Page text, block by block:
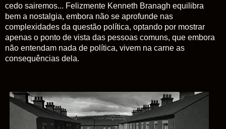
cedo sairemos... Felizmente Kenneth Branagh equilibra
bem a nostalgia, embora não se aprofunde nas
complexidades da questão política, optando por mostrar
apenas o ponto de vista das pessoas comuns, que embora
não entendam nada de política, vivem na carne as
consequências dela.